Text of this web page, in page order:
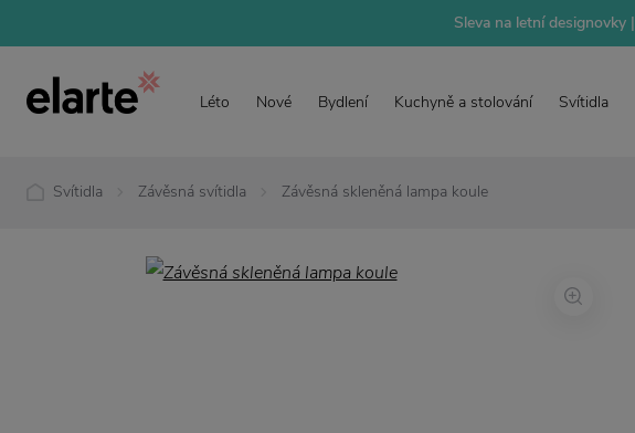
Sleva na letní designovky |
Léto Nové Bydlení Kuchyně a stolování Svítidla
Svítidla Závěsná svítidla Závěsná skleněná lampa koule